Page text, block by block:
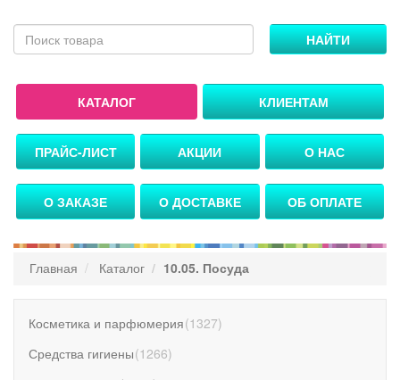
НАЙТИ
КАТАЛОГ КЛИЕНТАМ
ПРАЙС-ЛИСТ АКЦИИ О НАС
О ЗАКАЗЕ О ДОСТАВКЕ ОБ ОПЛАТЕ
Главная Каталог 10.05. Посуда
Косметика и парфюмерия(1327)
Средства гигиены(1266)